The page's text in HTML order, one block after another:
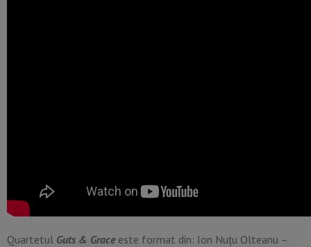
Quartetul Guts & Graceeste format din: Ion Nuţu Olteanu –